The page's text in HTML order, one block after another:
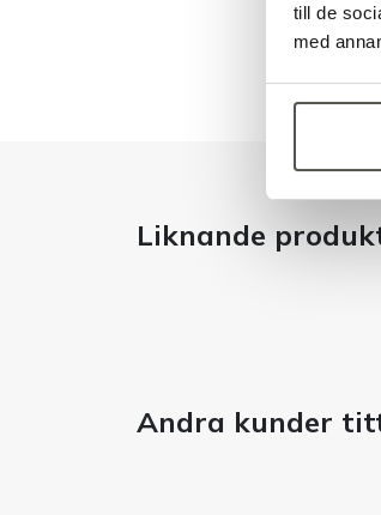
till de
med
Liknande
Andra kunder